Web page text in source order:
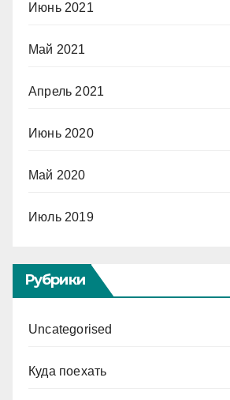
Июнь 2021
Май 2021
Апрель 2021
Июнь 2020
Май 2020
Июль 2019
Рубрики
Uncategorised
Куда поехать